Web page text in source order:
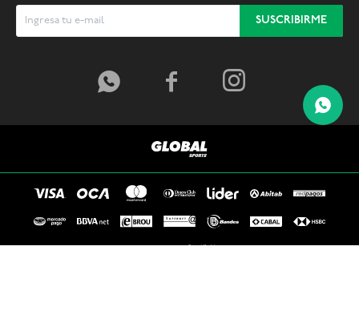
SUSCRIBIRME
  